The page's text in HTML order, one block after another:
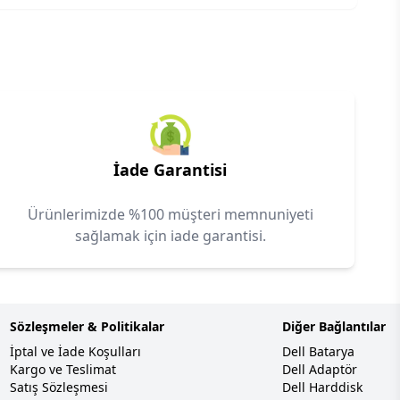
İade Garantisi
Ürünlerimizde %100 müşteri memnuniyeti
sağlamak için iade garantisi.
Sözleşmeler & Politikalar
İptal ve İade Koşulları
Kargo ve Teslimat
Satış Sözleşmesi
Diğer Bağlantılar
Dell Batarya
Dell Adaptör
Dell Harddisk